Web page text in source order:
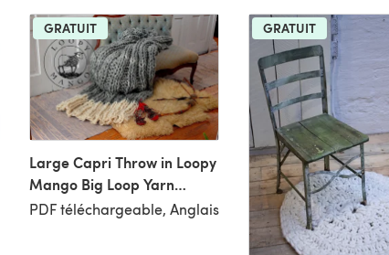
GRATUIT
Large Capri Throw in Loopy
Mango Big Loop Yarn
Merino and Big Loop Yarn
PDF téléchargeable, Anglais
GRATUIT